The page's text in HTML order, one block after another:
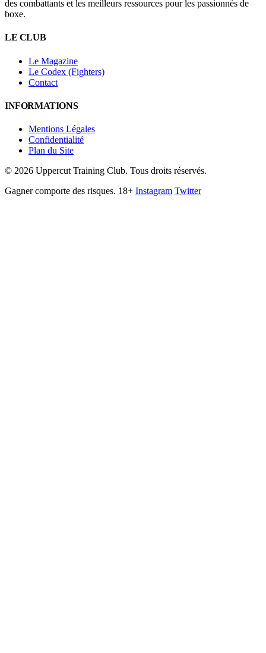
des combattants et les meilleurs ressources pour les passionnés de
boxe.
LE CLUB
Le Magazine
Le Codex (Fighters)
Contact
INFORMATIONS
Mentions Légales
Confidentialité
Plan du Site
© 2026 Uppercut Training Club. Tous droits réservés.
Gagner comporte des risques. 18+ Instagram Twitter